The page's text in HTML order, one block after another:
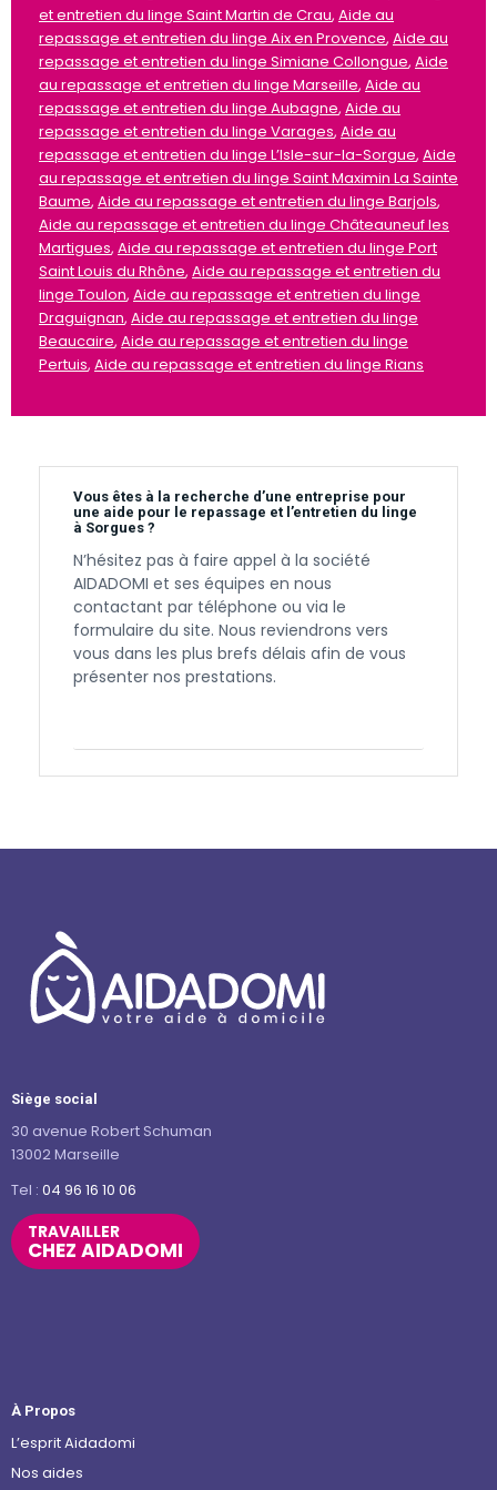
et entretien du linge Saint Martin de Crau, Aide au
repassage et entretien du linge Aix en Provence, Aide au
repassage et entretien du linge Simiane Collongue, Aide
au repassage et entretien du linge Marseille, Aide au
repassage et entretien du linge Aubagne, Aide au
repassage et entretien du linge Varages, Aide au
repassage et entretien du linge L’Isle-sur-la-Sorgue, Aide
au repassage et entretien du linge Saint Maximin La Sainte
Baume, Aide au repassage et entretien du linge Barjols,
Aide au repassage et entretien du linge Châteauneuf les
Martigues, Aide au repassage et entretien du linge Port
Saint Louis du Rhône, Aide au repassage et entretien du
linge Toulon, Aide au repassage et entretien du linge
Draguignan, Aide au repassage et entretien du linge
Beaucaire, Aide au repassage et entretien du linge
Pertuis, Aide au repassage et entretien du linge Rians
Vous êtes à la recherche d’une entreprise pour
une aide pour le repassage et l’entretien du linge
à Sorgues ?
N’hésitez pas à faire appel à la société
AIDADOMI et ses équipes en nous
contactant par téléphone ou via le
formulaire du site. Nous reviendrons vers
vous dans les plus brefs délais afin de vous
présenter nos prestations.
Siège social
30 avenue Robert Schuman
13002 Marseille
Tel : 04 96 16 10 06
TRAVAILLER
CHEZ AIDADOMI
À Propos
L’esprit Aidadomi
Nos aides